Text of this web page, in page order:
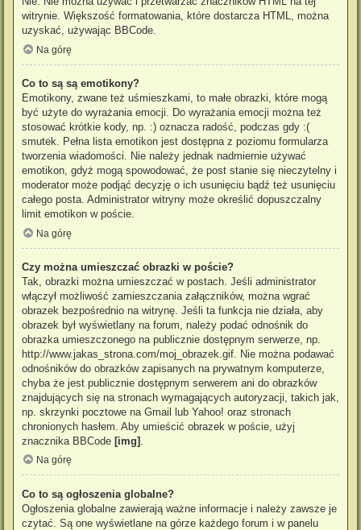
witrynie. Większość formatowania, które dostarcza HTML, można
uzyskać, używając BBCode.
Na górę
Co to są są emotikony?
Emotikony, zwane też uśmieszkami, to małe obrazki, które mogą
być użyte do wyrażania emocji. Do wyrażania emocji można też
stosować krótkie kody, np. :) oznacza radość, podczas gdy :(
smutek. Pełna lista emotikon jest dostępna z poziomu formularza
tworzenia wiadomości. Nie należy jednak nadmiernie używać
emotikon, gdyż mogą spowodować, że post stanie się nieczytelny i
moderator może podjąć decyzję o ich usunięciu bądź też usunięciu
całego posta. Administrator witryny może określić dopuszczalny
limit emotikon w poście.
Na górę
Czy można umieszczać obrazki w poście?
Tak, obrazki można umieszczać w postach. Jeśli administrator
włączył możliwość zamieszczania załączników, można wgrać
obrazek bezpośrednio na witrynę. Jeśli ta funkcja nie działa, aby
obrazek był wyświetlany na forum, należy podać odnośnik do
obrazka umieszczonego na publicznie dostępnym serwerze, np.
http://www.jakas_strona.com/moj_obrazek.gif. Nie można podawać
odnośników do obrazków zapisanych na prywatnym komputerze,
chyba że jest publicznie dostępnym serwerem ani do obrazków
znajdujących się na stronach wymagających autoryzacji, takich jak,
np. skrzynki pocztowe na Gmail lub Yahoo! oraz stronach
chronionych hasłem. Aby umieścić obrazek w poście, użyj
znacznika BBCode [img]
Na górę
Co to są ogłoszenia globalne?
Ogłoszenia globalne zawierają ważne informacje i należy zawsze je
czytać. Są one wyświetlane na górze każdego forum i w panelu